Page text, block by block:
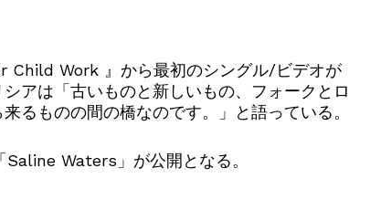
Child Work 』から最初のシングル/ビデオが
アは「古いものと新しいもの、フォークとロ
るものの間の橋なのです。」と語っている。
Waters」が公開となる。